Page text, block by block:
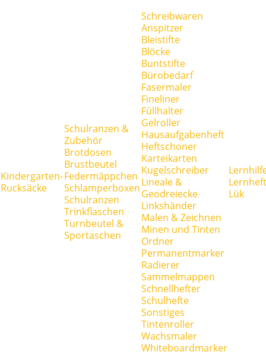
Kindergarten-
Rucksäcke
Schulranzen &
Zubehör
Brotdosen
Brustbeutel
Federmäppchen
Schlamperboxen
Schulranzen
Trinkflaschen
Turnbeutel &
Sportaschen
Schreibwaren
Anspitzer
Bleistifte
Blöcke
Buntstifte
Bürobedarf
Fasermaler
Fineliner
Füllhalter
Gelroller
Hausaufgabenheft
Heftschoner
Karteikarten
Kugelschreiber
Lineale &
Geodreiecke
Linkshänder
Malen & Zeichnen
Minen und Tinten
Ordner
Permanentmarker
Radierer
Sammelmappen
Schnellhefter
Schulhefte
Sonstiges
Tintenroller
Wachsmaler
Whiteboardmarker
Lük